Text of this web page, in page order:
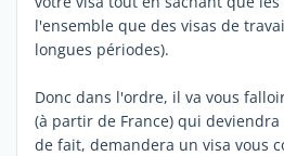
l'ensemble que des visas de
longues périodes).
Donc dans l'ordre, il va vous
(à partir de France) qui
de fait, demandera un visa vous